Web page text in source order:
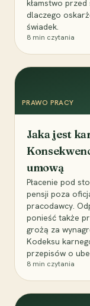
kłamstwo
dlaczego
świadek.
8 min czytania
PRAWO PRACY
Jaka jest
umową
Płacenie pod
pensji poza
pracodawcy.
ponieść także
grożą za
Kodeksu
przepisów o
8 min czytania